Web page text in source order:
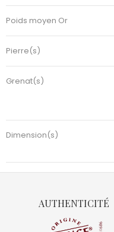
Poids moyen Or
Pierre(s)
Grenat(s)
Dimension(s)
AUTHENTICITÉ